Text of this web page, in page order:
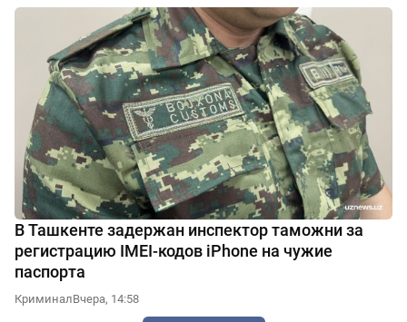
В Ташкенте задержан инспектор таможни за
регистрацию IMEI-кодов iPhone на чужие
паспорта
КриминалВчера, 14:58